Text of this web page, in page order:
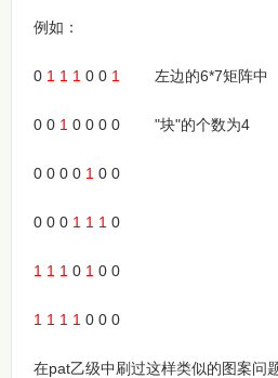
例如：
0 1 1 1 0 0 1 左边的6*7矩阵中
0 0 1 0 0 0 0 "块"的个数为4
0 0 0 0 1 0 0
0 0 0 1 1 1 0
1 1 1 0 1 0 0
1 1 1 1 0 0 0
在pat乙级中刷过这样类似的图案问